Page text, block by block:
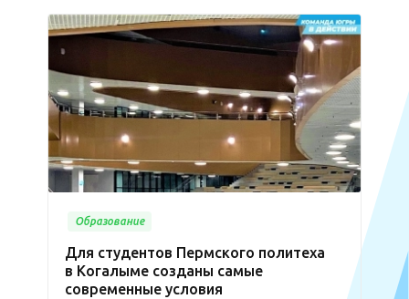
Образование
Для студентов Пермского политеха
в Когалыме созданы самые
современные условия